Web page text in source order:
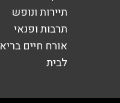
תיירות ונופש
תרבות ופנאי
אורח חיים בריא
לבית